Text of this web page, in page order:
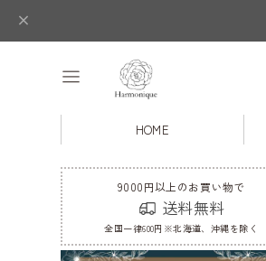
HOME
9000円以上のお買い物で
送料無料
全国一律600円※北海道、沖縄を除く